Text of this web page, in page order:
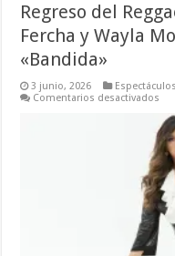
Regreso del
Fercha y Wayla
«Bandida»
3 junio, 2026
Comentarios desactivados
del
Old
La
y
lo